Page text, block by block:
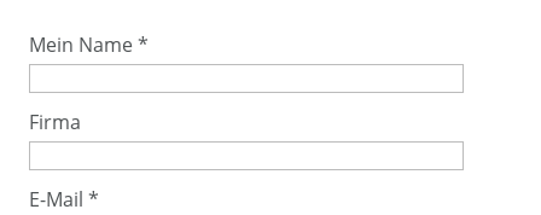
Mein Name*
Firma
E-Mail *